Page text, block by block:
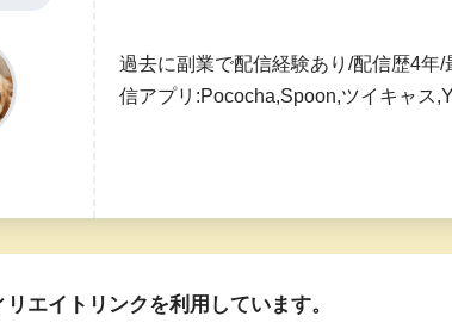
過去に副業で配信経験あり/配信歴4年
信アプリ:Pococha,Spoon,ツイキャス
エイトリンクを利用しています。